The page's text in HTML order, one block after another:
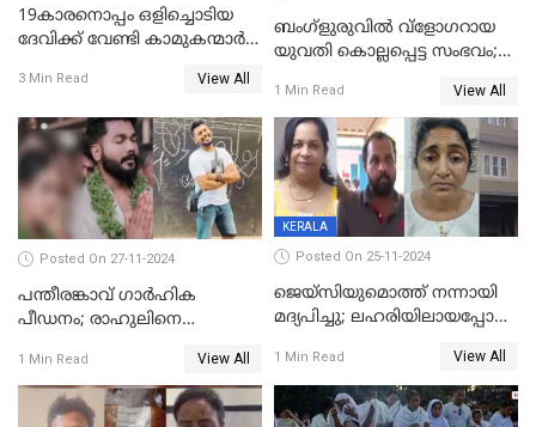
19കാരനൊപ്പം ഒളിച്ചൊടിയ
ദേവിക്ക് വേണ്ടി കാമുകന്മാർ
സംഭവിച്ചത്
3 Min Read View All
ബംഗ്‌ളുരുവില്‍ വ്‌ളോഗറായ
യുവതി കൊല്ലപ്പെട്ട സംഭവം;
ഊര്‍ജിതമാക്കി
1 Min Read View All
Posted On 27-11-2024
പന്തീരങ്കാവ് ഗാർഹിക
പീഡനം; രാഹുലിനെ
പൊലീസ് കോടതിയിൽ
അപേക്ഷ നൽകും
1 Min Read View All
KERALA
Posted On 25-11-2024
ജെയ്‌സിയുമൊത്ത് നന്നായി
മദ്യപിച്ചു; ലഹരിയിലായപ്പോൾ
പലവട്ടം അടിച്ചു;
നിലവിളിച്ചപ്പോൾ മുഖത്ത്
തലയിണ വച്ചമർത്തി;
1 Min Read View All